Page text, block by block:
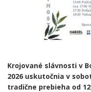
Krojované slávnosti v
2026 uskutočnia v
tradične prebieha od